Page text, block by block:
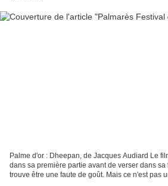
Palme d'or : Dheepan, de Jacques Audiard Le
dans sa première partie avant de verser dans sa
trouve être une faute de goût. Mais ce n'est pas